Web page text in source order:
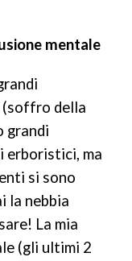
mentale
(soffro della
grandi
erboristici, ma
si sono
la nebbia
La mia
(gli ultimi 2